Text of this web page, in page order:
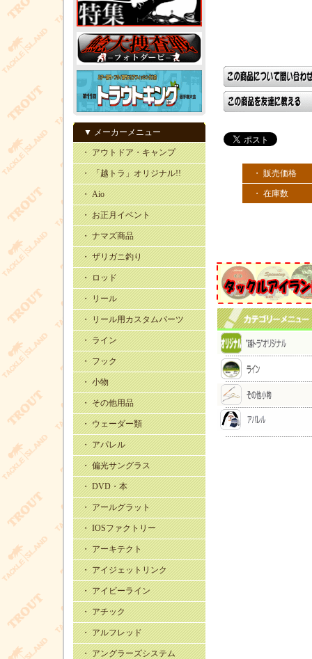
▼ メーカーメニュー
・ アウトドア・キャンプ
・ 「越トラ」オリジナル!!
・ Aio
・ お正月イベント
・ ナマズ商品
・ ザリガニ釣り
・ ロッド
・ リール
・ リール用カスタムパーツ
・ ライン
・ フック
・ 小物
・ その他用品
・ ウェーダー類
・ アパレル
・ 偏光サングラス
・ DVD・本
・ アールグラット
・ IOSファクトリー
・ アーキテクト
・ アイジェットリンク
・ アイビーライン
・ アチック
・ アルフレッド
・ アングラーズシステム
・ 販売価格
・ 在庫数